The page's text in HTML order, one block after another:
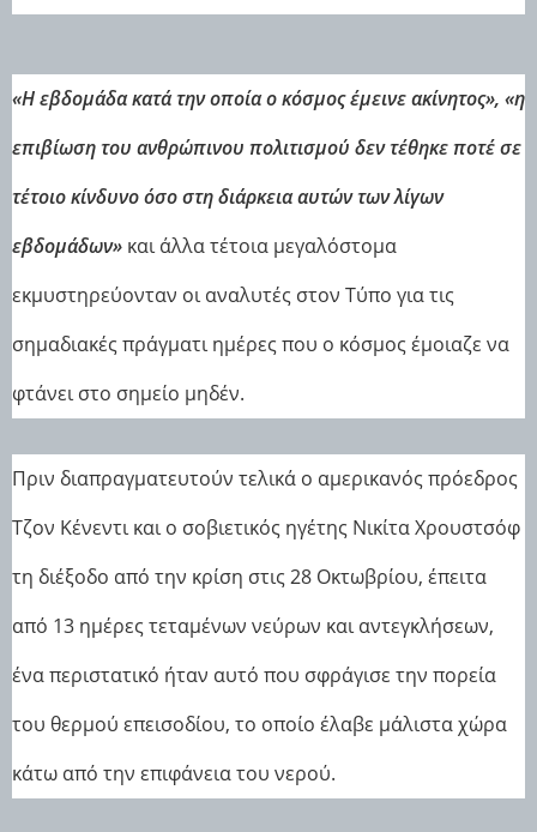
«Η εβδομάδα κατά την οποία ο κόσμος έμεινε ακίνητος», «η
επιβίωση του ανθρώπινου πολιτισμού δεν τέθηκε ποτέ σε
τέτοιο κίνδυνο όσο στη διάρκεια αυτών των λίγων
εβδομάδων» και άλλα τέτοια μεγαλόστομα
εκμυστηρεύονταν οι αναλυτές στον Τύπο για τις
σημαδιακές πράγματι ημέρες που ο κόσμος έμοιαζε να
φτάνει στο σημείο μηδέν.
Πριν διαπραγματευτούν τελικά ο αμερικανός πρόεδρος
Τζον Κένεντι και ο σοβιετικός ηγέτης Νικίτα Χρουστσόφ
τη διέξοδο από την κρίση στις 28 Οκτωβρίου, έπειτα
από 13 ημέρες τεταμένων νεύρων και αντεγκλήσεων,
ένα περιστατικό ήταν αυτό που σφράγισε την πορεία
του θερμού επεισοδίου, το οποίο έλαβε μάλιστα χώρα
κάτω από την επιφάνεια του νερού.